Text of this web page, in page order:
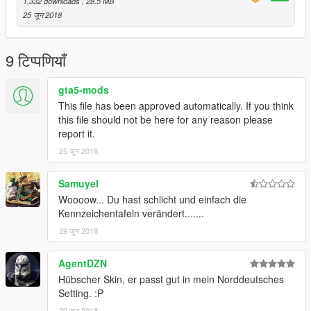
a5/vehicles.rpf/" or the last patchday!
TheLaw
Find me on Discord, Facebook and GTA5-mods:
Discord
Facebook
GTA5-Mods
Find TopMods on Facebook and GTA5-mods:
Homepage - TopMods
Facebook - TopMods
GTA5-Mods - TopMods
By downloading and using the contents of this archive you
agree to the following terms:
25 जून 2018
9 टिप्पणियाँ
gta5-mods
This file has been approved automatically. If you think
this file should not be here for any reason please
report it.
25 जून 2018
Samuyel
Woooow... Du hast schlicht und einfach die
Kennzeichentafeln verändert.......
29 जून 2018
AgentDZN
Hübscher Skin, er passt gut in mein Norddeutsches
Setting. :P